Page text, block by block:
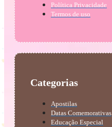
Política Privacidade
Termos de uso
Categorias
Apostilas
Datas Comemorativas
Educação Especial